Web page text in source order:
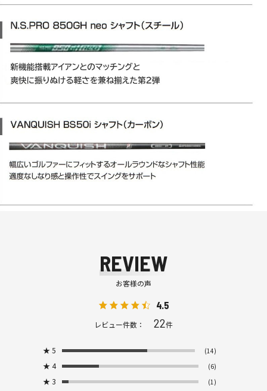
REVIEW
お客様の声
4.5
レビュー件数： 22件
★ 5 (14)
★ 4 (6)
★ 3 (1)